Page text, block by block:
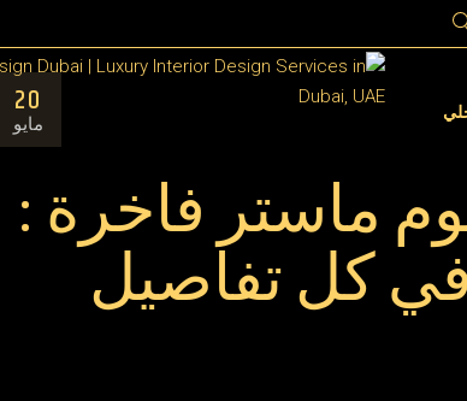
20
مايو
ماستر فاخرة :
كل تفاصيل